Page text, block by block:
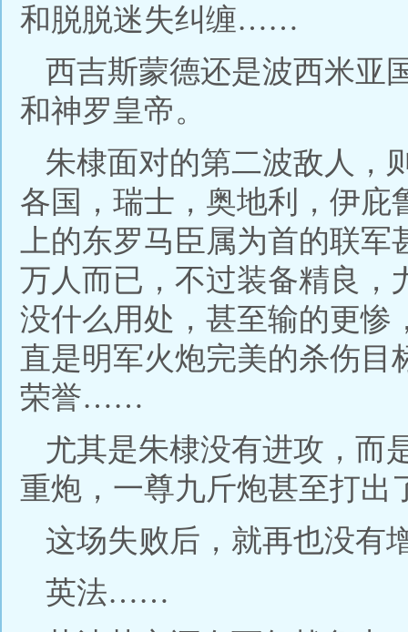
和脱脱迷失纠缠……
西吉斯蒙德还是波西米亚
和神罗皇帝。
朱棣面对的第二波敌人，
各国，瑞士，奥地利，伊庇
上的东罗马臣属为首的联
万人而已，不过装备精良，
没什么用处，甚至输的更惨
直是明军火炮完美的杀伤目
荣誉……
尤其是朱棣没有进攻，而
重炮，一尊九斤炮甚至打出
这场失败后，就再也没有
英法……